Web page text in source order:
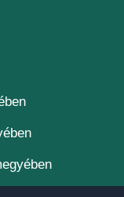
ablakban nyílik